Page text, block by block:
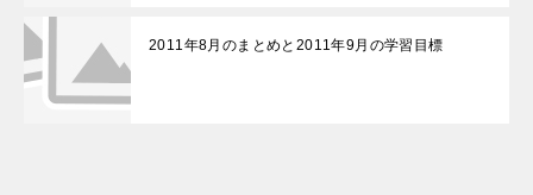
2011年8月のまとめと2011年9月の学習目標